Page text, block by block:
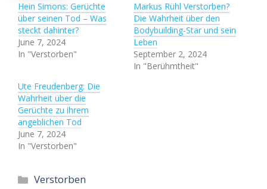
Hein Simons: Gerüchte
über seinen Tod – Was
steckt dahinter?
June 7, 2024
In "Verstorben"
Markus Rühl Verstorben?
Die Wahrheit über den
Bodybuilding-Star und sein
Leben
September 2, 2024
In "Berühmtheit"
Ute Freudenberg: Die
Wahrheit über die
Gerüchte zu ihrem
angeblichen Tod
June 7, 2024
In "Verstorben"
Categories
Verstorben